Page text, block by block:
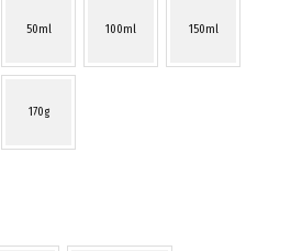
50ml 100ml 150ml
170g